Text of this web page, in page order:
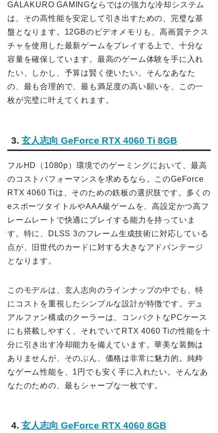
GALAKURO GAMINGならではの強力な冷却システム
は、その高性能を安定して引き出すための、完璧な基
盤となります。12GBのビデオメモリも、高画質テクス
チャを使用した最新ゲームをプレイする上で、十分な
容量を確保しています。最高のゲーム体験を手に入れ
たい、しかし、予算は賢く使いたい。そんなあなた
の、最も合理的で、最も満足度の高い願いを、この一
枚が完璧に叶えてくれます。
3. 玄人志向 GeForce RTX 4060 Ti 8GB
フルHD（1080p）環境でのゲーミングにおいて、最高
のコストパフォーマンスを求めるなら。このGeForce
RTX 4060 Tiは、そのための鉄板の選択肢です。多くの
eスポーツタイトルやAAA級ゲームを、高設定かつ高フ
レームレートで快適にプレイする能力を持っていま
す。特に、DLSS 3のフレーム生成技術に対応している
点が、旧世代のカードに対する大きなアドバンテージ
となります。
このモデルは、玄人志向のラインナップの中でも、特
にコストを重視したシンプルな設計が特徴です。デュ
アルファン構成のクーラーは、コンパクトなPCケース
にも搭載しやすく、それでいてRTX 4060 Tiの性能を十
分に引き出す冷却能力を備えています。華美な装飾は
ありませんが、そのぶん、価格は非常に魅力的。純粋
なゲーム性能を、1円でも安く手に入れたい。そんなあ
なたのための、最もシャープな一枚です。
4. 玄人志向 GeForce RTX 4060 8GB